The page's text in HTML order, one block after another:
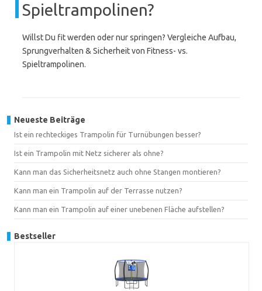
Spieltrampolinen?
Willst Du fit werden oder nur springen? Vergleiche Aufbau,
Sprungverhalten & Sicherheit von Fitness- vs.
Spieltrampolinen.
Neueste Beiträge
Ist ein rechteckiges Trampolin für Turnübungen besser?
Ist ein Trampolin mit Netz sicherer als ohne?
Kann man das Sicherheitsnetz auch ohne Stangen montieren?
Kann man ein Trampolin auf der Terrasse nutzen?
Kann man ein Trampolin auf einer unebenen Fläche aufstellen?
Bestseller